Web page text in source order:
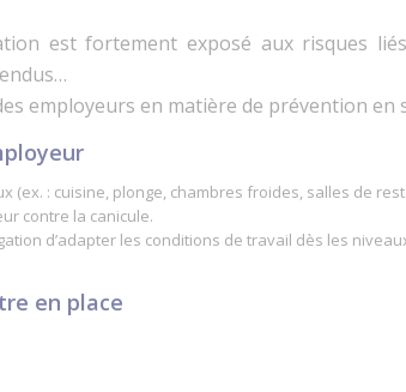
est fortement exposé aux risques
employeurs en matière de prévention en
(ex. : cuisine, plonge, chambres froides, salles de
contre la canicule.
d’adapter les conditions de travail dès les
en place